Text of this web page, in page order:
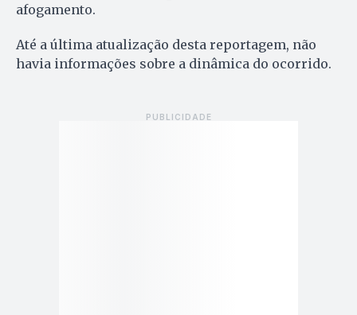
afogamento.
Até a última atualização desta reportagem, não
havia informações sobre a dinâmica do ocorrido.